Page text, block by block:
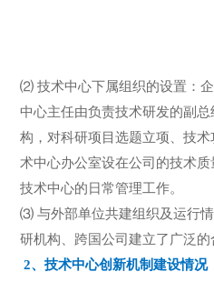
⑵ 技术中心下属组织的设置：
中心主任由负责技术研发的副
构，对科研项目选题立项、技
术中心办公室设在公司的技术
技术中心的日常管理工作。
⑶ 与外部单位共建组织及运行
研机构、跨国公司建立了广泛
2、技术中心创新机制建设情况